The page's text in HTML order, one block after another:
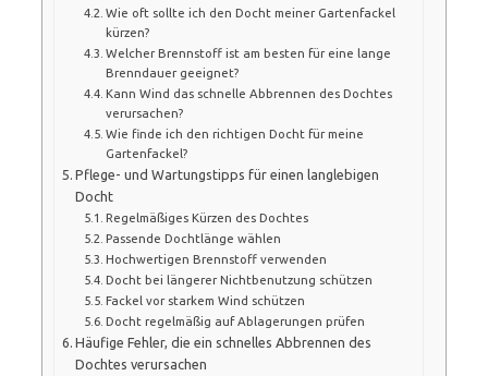
Wie oft sollte ich den Docht meiner Gartenfackel
kürzen?
Welcher Brennstoff ist am besten für eine lange
Brenndauer geeignet?
Kann Wind das schnelle Abbrennen des Dochtes
verursachen?
Wie finde ich den richtigen Docht für meine
Gartenfackel?
Pflege- und Wartungstipps für einen langlebigen
Docht
Regelmäßiges Kürzen des Dochtes
Passende Dochtlänge wählen
Hochwertigen Brennstoff verwenden
Docht bei längerer Nichtbenutzung schützen
Fackel vor starkem Wind schützen
Docht regelmäßig auf Ablagerungen prüfen
Häufige Fehler, die ein schnelles Abbrennen des
Dochtes verursachen